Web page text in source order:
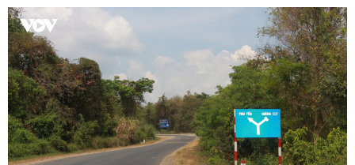
Chính trị
Đảng
Tổ chức nhân sự
Quốc hội
Nhận diện sự thật
Tin 24h
Giáo dục
Dự báo thời tiết
Dấu ấn VOV
Việc làm
Biển đảo